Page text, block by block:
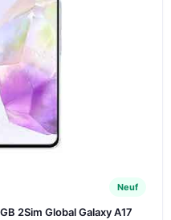
Neuf
2Sim Global Galaxy A17